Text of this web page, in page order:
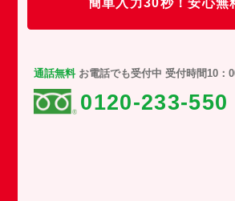
通話無料お電話でも受付中 受付時間10：
0120-233-550